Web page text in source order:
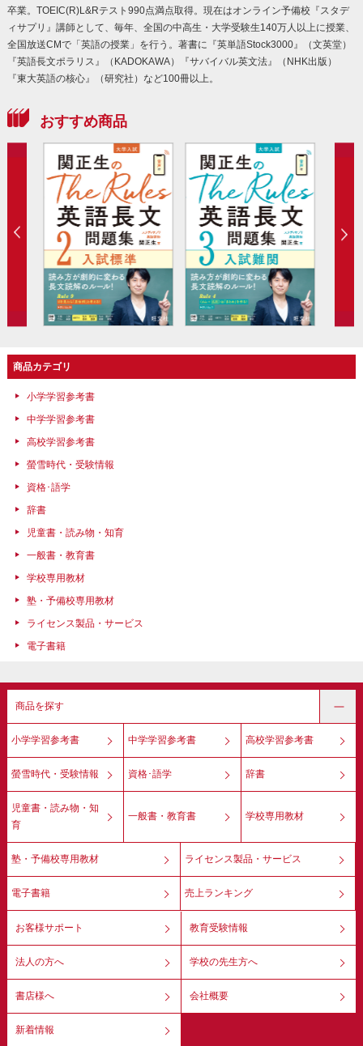
卒業。TOEIC(R)L&Rテスト990点満点取得。現在はオンライン予備校『スタデ
ィサプリ』講師として、毎年、全国の中高生・大学受験生140万人以上に授業、
全国放送CMで「英語の授業」を行う。著書に『英単語Stock3000』（文英堂）
『英語長文ポラリス』（KADOKAWA）『サバイバル英文法』（NHK出版）
『東大英語の核心』（研究社）など100冊以上。
おすすめ商品
商品カテゴリ
小学学習参考書
中学学習参考書
高校学習参考書
螢雪時代・受験情報
資格･語学
辞書
児童書・読み物・知育
一般書・教育書
学校専用教材
塾・予備校専用教材
ライセンス製品・サービス
電子書籍
商品を探す
小学学習参考書 中学学習参考書 高校学習参考書
螢雪時代・受験情報 資格･語学 辞書
児童書・読み物・知
育
一般書・教育書 学校専用教材
塾・予備校専用教材 ライセンス製品・サービス
電子書籍 売上ランキング
お客様サポート 教育受験情報
法人の方へ 学校の先生方へ
書店様へ 会社概要
新着情報